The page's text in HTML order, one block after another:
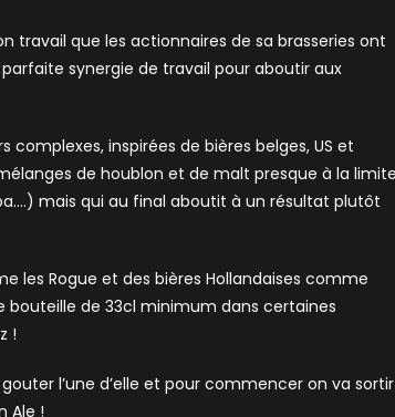
travail que les actionnaires de sa brasseries ont
synergie de travail pour aboutir aux
complexes, inspirées de bières belges, US et
de houblon et de malt presque à la
mais qui au final aboutit à un résultat plutôt
les Rogue et des bières Hollandaises comme
bouteille de 33cl minimum dans certaines
!
l’une d’elle et pour commencer on va sortir
Ale !